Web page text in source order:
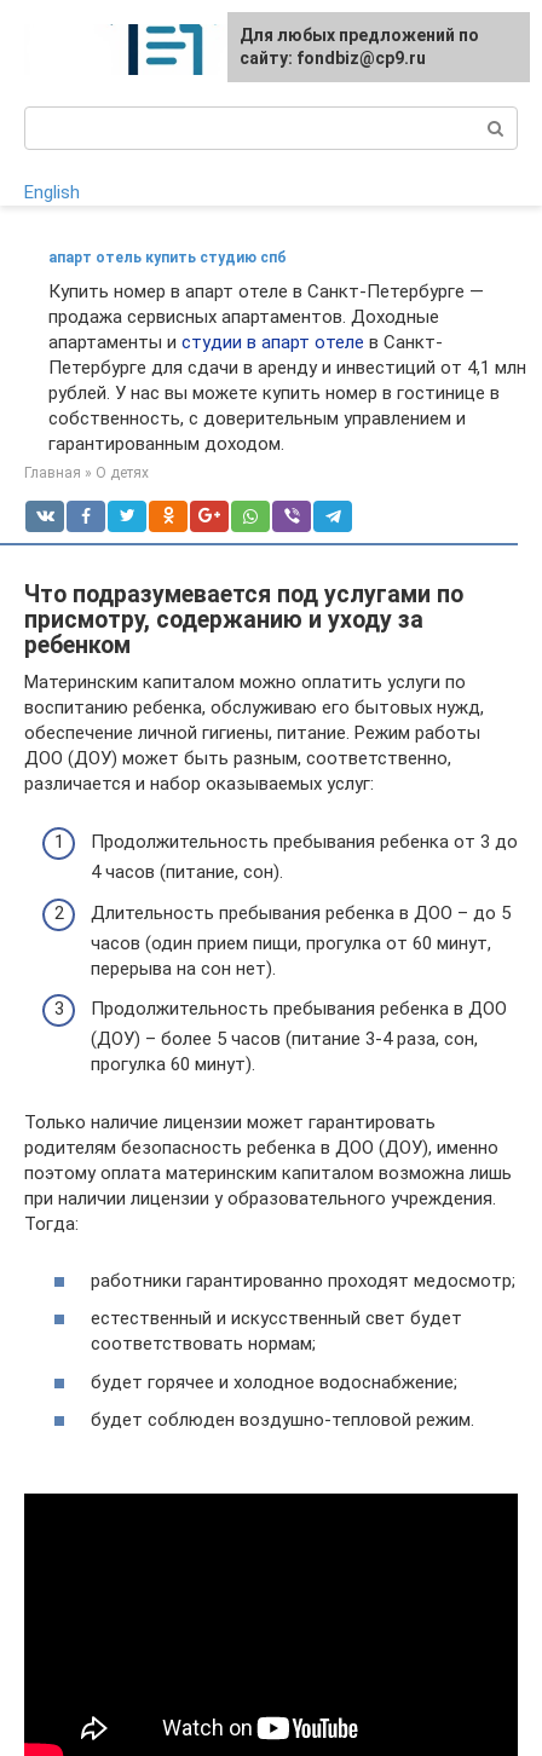
English
апарт отель купить студию спб
Купить номер в апарт отеле в Санкт-Петербурге —
продажа сервисных апартаментов. Доходные
апартаменты и студии в апарт отеле в Санкт-
Петербурге для сдачи в аренду и инвестиций от 4,1 млн
рублей. У нас вы можете купить номер в гостинице в
собственность, с доверительным управлением и
гарантированным доходом.
Главная » О детях
Что подразумевается под услугами по
присмотру, содержанию и уходу за
ребенком
Материнским капиталом можно оплатить услуги по
воспитанию ребенка, обслуживаю его бытовых нужд,
обеспечение личной гигиены, питание. Режим работы
ДОО (ДОУ) может быть разным, соответственно,
различается и набор оказываемых услуг:
Продолжительность пребывания ребенка от 3 до
4 часов (питание, сон).
Длительность пребывания ребенка в ДОО – до 5
часов (один прием пищи, прогулка от 60 минут,
перерыва на сон нет).
Продолжительность пребывания ребенка в ДОО
(ДОУ) – более 5 часов (питание 3-4 раза, сон,
прогулка 60 минут).
Только наличие лицензии может гарантировать
родителям безопасность ребенка в ДОО (ДОУ), именно
поэтому оплата материнским капиталом возможна лишь
при наличии лицензии у образовательного учреждения.
Тогда:
работники гарантированно проходят медосмотр;
естественный и искусственный свет будет
соответствовать нормам;
будет горячее и холодное водоснабжение;
будет соблюден воздушно-тепловой режим.
Для любых предложений по
сайту: fondbiz@cp9.ru